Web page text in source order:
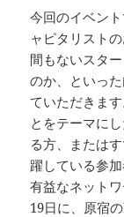
今回のイベン
ャピタリスト
間もないスタ
のか、といっ
ていただきま
とをテーマに
る方、または
躍している参
有益なネット
19日に、原宿